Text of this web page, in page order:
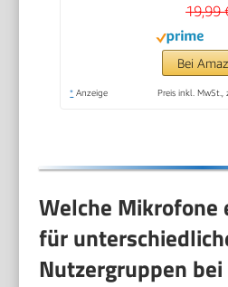
Karaoke
Bühne,
19,99
Bei
* Anzeige Preis inkl. MwSt.,
Welche Mikrofone
für
Nutzergruppen bei